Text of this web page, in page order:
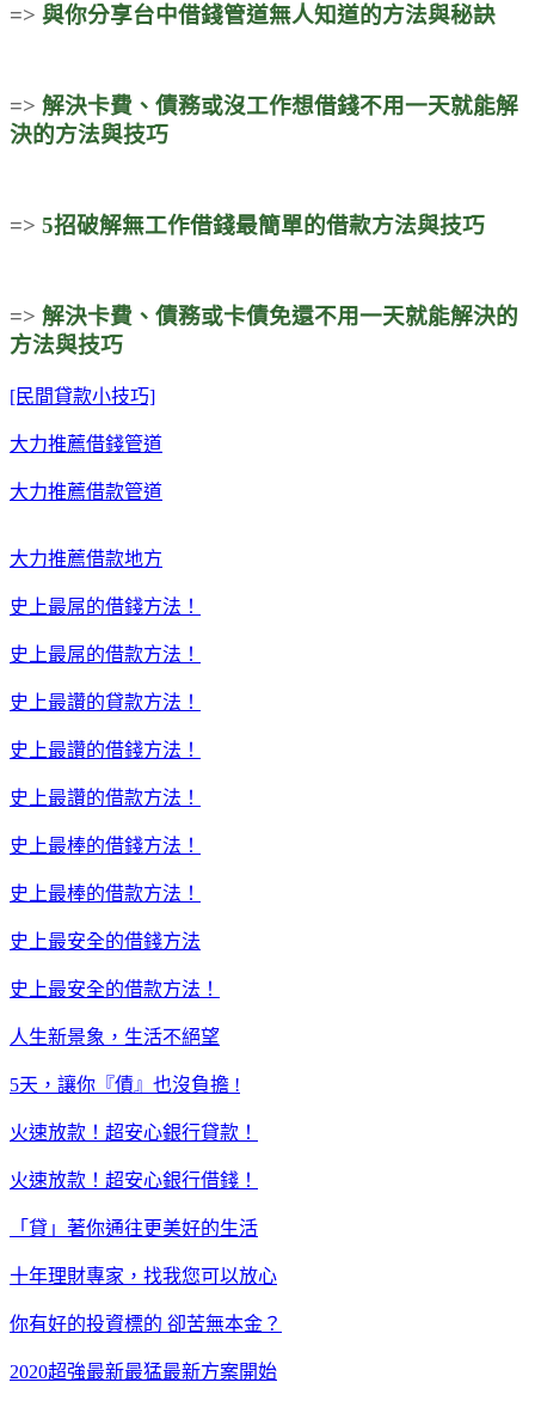
=> 與你分享台中借錢管道無人知道的方法與秘訣
=> 解決卡費、債務或沒工作想借錢不用一天就能解
決的方法與技巧
=> 5招破解無工作借錢最簡單的借款方法與技巧
=> 解決卡費、債務或卡債免還不用一天就能解決的
方法與技巧
[民間貸款小技巧]
大力推薦借錢管道
大力推薦借款管道
大力推薦借款地方
史上最屌的借錢方法！
史上最屌的借款方法！
史上最讚的貸款方法！
史上最讚的借錢方法！
史上最讚的借款方法！
史上最棒的借錢方法！
史上最棒的借款方法！
史上最安全的借錢方法
史上最安全的借款方法！
人生新景象，生活不絕望
5天，讓你『債』也沒負擔 !
火速放款！超安心銀行貸款！
火速放款！超安心銀行借錢！
「貸」著你通往更美好的生活
十年理財專家，找我您可以放心
你有好的投資標的 卻苦無本金？
2020超強最新最猛最新方案開始